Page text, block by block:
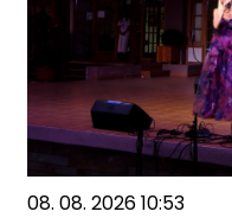
08. 08. 2026 10:53